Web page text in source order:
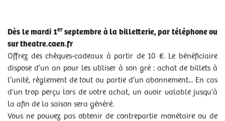
Dès le mardi 1er septembre à la billetterie, par téléphone ou
sur theatre.caen.fr
Offrez des chèques-cadeaux à partir de 10 €. Le bénéficiaire
dispose d’un an pour les utiliser à son gré : achat de billets à
l’unité, règlement de tout ou partie d’un abonnement... En cas
d'un trop perçu lors de votre achat, un avoir valable jusqu'à
la afin de la saison sera généré.
Vous ne pouvez pas obtenir de contrepartie monétaire ou de